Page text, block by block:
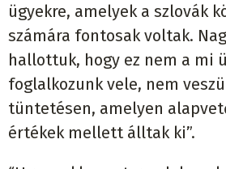
ügyekre, amelyek a szlovák
számára fontosak voltak.
hallottuk, hogy ez nem a mi
foglalkozunk vele, nem
tüntetésen, amelyen
értékek mellett álltak ki”.